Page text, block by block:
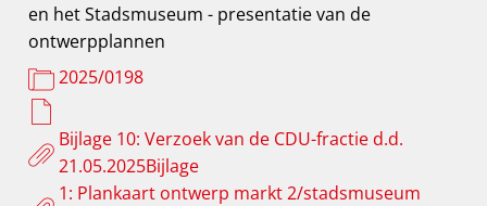
en het Stadsmuseum - presentatie van de
ontwerpplannen
2025/0198
Bijlage 10: Verzoek van de CDU-fractie d.d.
21.05.2025Bijlage
1: Plankaart ontwerp markt 2/stadsmuseum